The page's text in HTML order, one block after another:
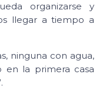
organizarse y
llegar a tiempo a
ninguna con agua,
en la primera casa